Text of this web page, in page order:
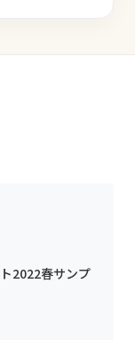
2022春サンプ